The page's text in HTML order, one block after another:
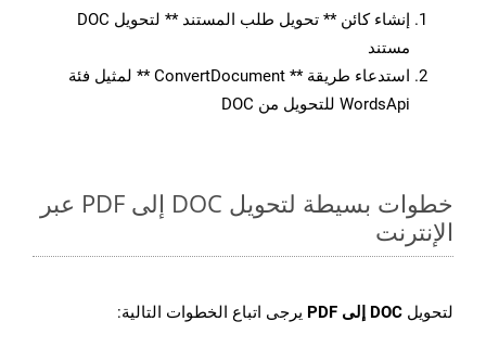
إنشاء كائن ** تحويل طلب المستند ** لتحويل DOC
مستند
استدعاء طريقة ** ConvertDocument ** لمثيل فئة
WordsApi للتحويل من DOC
خطوات بسيطة لتحويل DOC إلى PDF عبر
الإنترنت
لتحويل DOC إلى PDF يرجى اتباع الخطوات التالية: